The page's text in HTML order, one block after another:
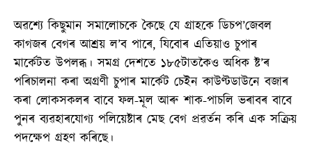
অৱশ্যে কিছুমান সমালোচকে কৈছে যে গ্ৰাহকে ডিচপ’জেবল
কাগজৰ বেগৰ আশ্ৰয় ল’ব পাৰে, যিবোৰ এতিয়াও চুপাৰ
মাৰ্কেটত উপলব্ধ। সমগ্ৰ দেশতে ১৮৫টাতকৈও অধিক ষ্ট’ৰ
পৰিচালনা কৰা অগ্ৰণী চুপাৰ মাৰ্কেট চেইন কাউণ্টডাউনে বজাৰ
কৰা লোকসকলৰ বাবে ফল-মূল আৰু শাক-পাচলি ভৰাবৰ বাবে
পুনৰ ব্যৱহাৰযোগ্য পলিয়েষ্টাৰ মেছ বেগ প্ৰৱৰ্তন কৰি এক সক্ৰিয়
পদক্ষেপ গ্ৰহণ কৰিছে।